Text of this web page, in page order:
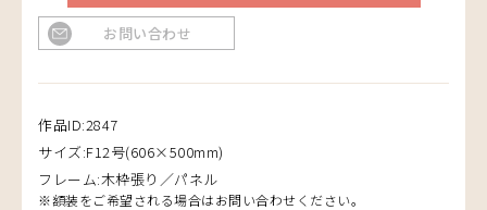
お問い合わせ
作品ID:2847
サイズ:F12号(606×500mm)
フレーム:木枠張り／パネル
※額装をご希望される場合はお問い合わせください。